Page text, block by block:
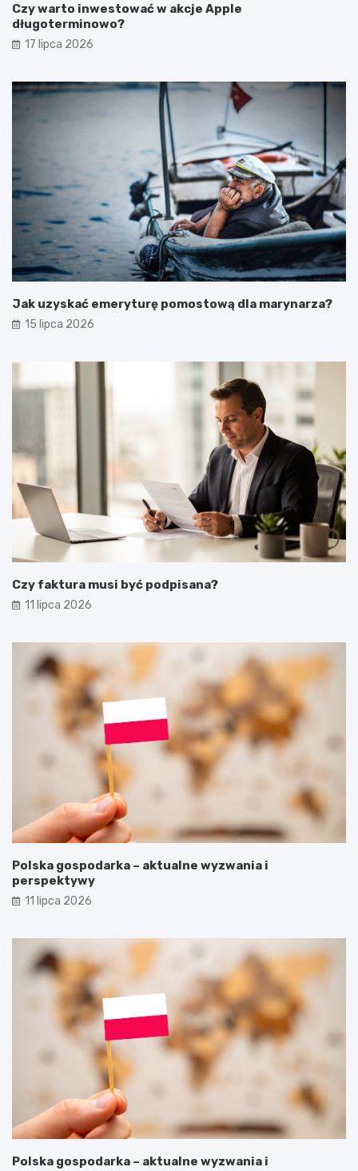
Czy warto inwestować w akcje Apple
długoterminowo?
17 lipca 2026
Jak uzyskać emeryturę pomostową dla marynarza?
15 lipca 2026
Czy faktura musi być podpisana?
11 lipca 2026
Polska gospodarka – aktualne wyzwania i
perspektywy
11 lipca 2026
Polska gospodarka – aktualne wyzwania i